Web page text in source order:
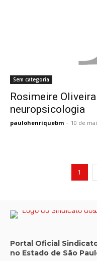
Sem categoria
Rosimeire
neuropsicologia
paulohenriquebm - 10 de
1
Portal Oficial
no Estado de São